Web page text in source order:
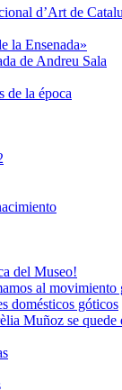
d’Art de
la Ensenada»
de Andreu Sala
de la época
del Museo!
al movimiento
domésticos góticos
Muñoz se